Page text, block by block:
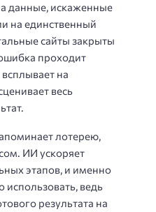
данные, искаженные
на единственный
сайты закрыты
проходит
на
весь
лотерею,
ИИ ускоряет
этапов, и именно
использовать, ведь
результата на